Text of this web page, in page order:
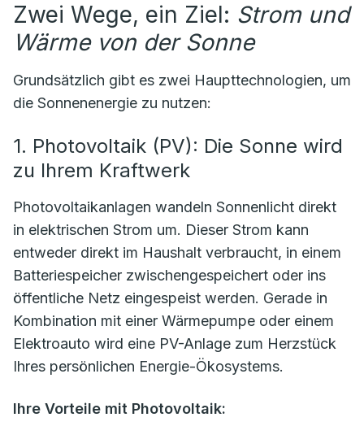
Zwei Wege, ein Ziel: Strom und
Wärme von der Sonne
Grundsätzlich gibt es zwei Haupttechnologien, um
die Sonnenenergie zu nutzen:
1. Photovoltaik (PV): Die Sonne wird
zu Ihrem Kraftwerk
Photovoltaikanlagen wandeln Sonnenlicht direkt
in elektrischen Strom um. Dieser Strom kann
entweder direkt im Haushalt verbraucht, in einem
Batteriespeicher zwischengespeichert oder ins
öffentliche Netz eingespeist werden. Gerade in
Kombination mit einer Wärmepumpe oder einem
Elektroauto wird eine PV-Anlage zum Herzstück
Ihres persönlichen Energie-Ökosystems.
Ihre Vorteile mit Photovoltaik: